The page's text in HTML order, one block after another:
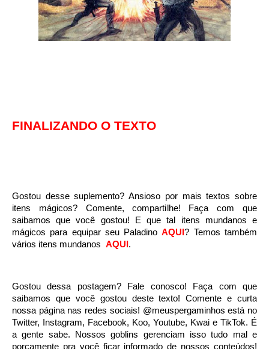
FINALIZANDO O TEXTO
Gostou desse suplemento? Ansioso por mais textos sobre
itens mágicos? Comente, compartilhe! Faça com que
saibamos que você gostou! E que tal itens mundanos e
mágicos para equipar seu PaladinoAQUI? Temos também
vários itens mundanos AQUI.
Gostou dessa postagem? Fale conosco! Faça com que
saibamos que você gostou deste texto! Comente e curta
nossa página nas redes sociais! @meuspergaminhos está no
Twitter, Instagram, Facebook, Koo, Youtube, Kwai e TikTok. É
a gente sabe. Nossos goblins gerenciam isso tudo mal e
porcamente pra você ficar informado de nossos conteúdos!